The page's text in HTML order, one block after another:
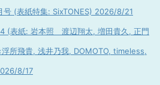
(表紙特集: SixTONES) 2026/8/21
(表紙: 岩本照 渡辺翔太, 増田貴久, 正門
所飛貴, 浅井乃我, DOMOTO, timeless,
8/17